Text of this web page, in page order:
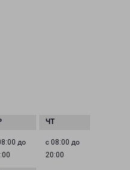
до
с 08:00 до
20:00